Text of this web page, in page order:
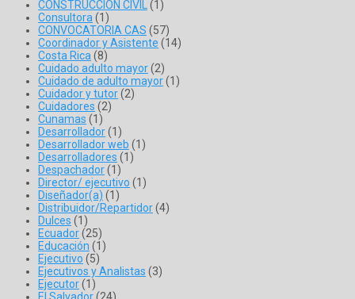
CONSTRUCCIÓN CIVIL(1)
Consultora(1)
CONVOCATORIA CAS (57)
Coordinador y Asistente (14)
Costa Rica(8)
Cuidado adulto mayor(2)
Cuidado de adulto mayor(1)
Cuidador y tutor(2)
Cuidadores (2)
Cunamas (1)
Desarrollador(1)
Desarrollador web (1)
Desarrolladores (1)
Despachador(1)
Director/ ejecutivo (1)
Diseñador(a) (1)
Distribuidor/Repartidor(4)
Dulces (1)
Ecuador(25)
Educación (1)
Ejecutivo (5)
Ejecutivos y Analistas (3)
Ejecutor(1)